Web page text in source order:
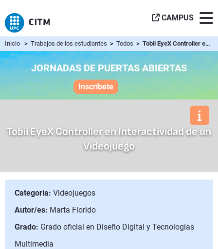
CAMPUS
Inicio > Trabajos de los estudiantes > Todos > Tobii EyeX Controller en Interactividad de un Videojuego
JORNADAS DE PUERTAS ABIERTAS
Inscríbete
Tobii EyeX Controller en Interactividad de un
Videojuego
Categoría: Videojuegos
Autor/es: Marta Florido
Grado: Grado oficial en Diseño Digital y Tecnologías
Multimedia